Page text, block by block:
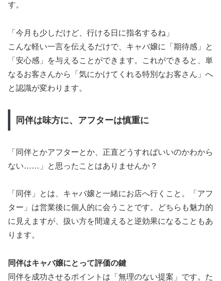
す。
「今月も少しだけど、行ける日に指名するね」
こんな軽い一言を伝えるだけで、キャバ嬢に「期待感」と
「安心感」を与えることができます。これができると、単
なるお客さんから「気にかけてくれる特別なお客さん」へ
と認識が変わります。
同伴は味方に、アフターは慎重に
「同伴とかアフターとか、正直どうすればいいのかわから
ない……」と思ったことはありませんか？
「同伴」とは、キャバ嬢と一緒にお店へ行くこと。「アフ
ター」は営業後に個人的に会うことです。どちらも魅力的
に見えますが、扱い方を間違えると逆効果になることもあ
ります。
同伴はキャバ嬢にとって評価の鍵
同伴を成功させるポイントは「無理のない提案」です。た